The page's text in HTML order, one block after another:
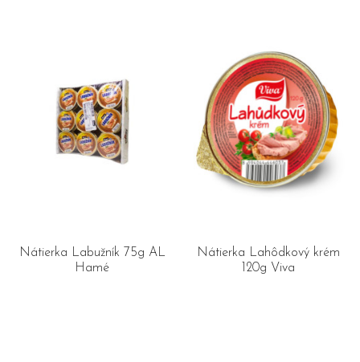
Nátierka Labužník 75g AL
Hamé
Nátierka Lahôdkový krém
120g Viva